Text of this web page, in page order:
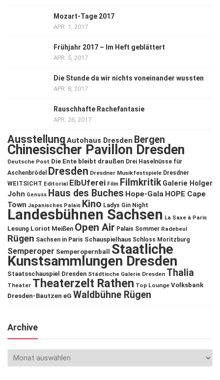
Mozart-Tage 2017
APR. 1, 2017
Frühjahr 2017 – Im Heft geblättert
APR. 5, 2017
Die Stunde da wir nichts voneinander wussten
APR. 8, 2017
Rauschhafte Rachefantasie
APR. 26, 2017
Ausstellung Autohaus Dresden Bergen
Chinesischer Pavillon Dresden
Deutsche Post Die Ente bleibt draußen Drei Haselnüsse für
Aschenbrödel
Dresden Dresdner Musikfestspiele Dresdner
WEITSICHT Editorial ElbUferei Film Filmkritik Galerie Holger
John Genuss Haus des Buches Hope-Gala HOPE Cape
Town Japanisches Palais Kino Ladys Gin Night
Landesbühnen Sachsen La Saxe à Paris
Lesung Loriot Meißen Open Air Palais Sommer Radebeul
Rügen Sachsen in Paris Schauspielhaus Schloss Moritzburg
Semperoper Semperopernball Staatliche
Kunstsammlungen Dresden
Staatsschauspiel Dresden Städtische Galerie Dresden Thalia
Theater Theaterzelt Rathen Top Lounge Volksbank
Dresden-Bautzen eG Waldbühne Rügen
Archive